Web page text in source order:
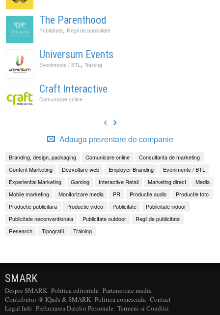
The Parenthood
Publicitate, Regii de publicitate
Universum Events
Evenimente / BTL , Training
Craft Interactive
Comunicare online
Adauga prezentare de companie
Branding, design, packaging Comunicare online
Consultanta de marketing
Content Marketing
Dezvoltare web Employer Branding
Evenimente / BTL
Experiential Marketing
Gaming Interactive Retail Marketing direct
Media
Mobile marketing
Monitorizare media PR Productie audio
Productie foto
Productie publicitara
Productie video Publicitate
Publicitate indoor
Publicitate neconventionala
Publicitate outdoor
Regii de publicitate
Research
Tipografii Training
SMARK
Despre SMARK Politica editoriala Parteneriate media
Contributor @ IQads & SMARK Politica comerciala Contact
Legal Info Prelucrarea Datelor Personale Termeni si Conditii